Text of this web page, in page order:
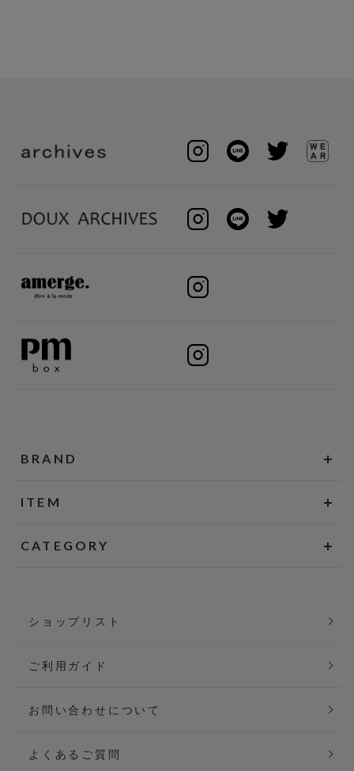
BRAND
ITEM
CATEGORY
ショップリスト
ご利用ガイド
お問い合わせについて
よくあるご質問